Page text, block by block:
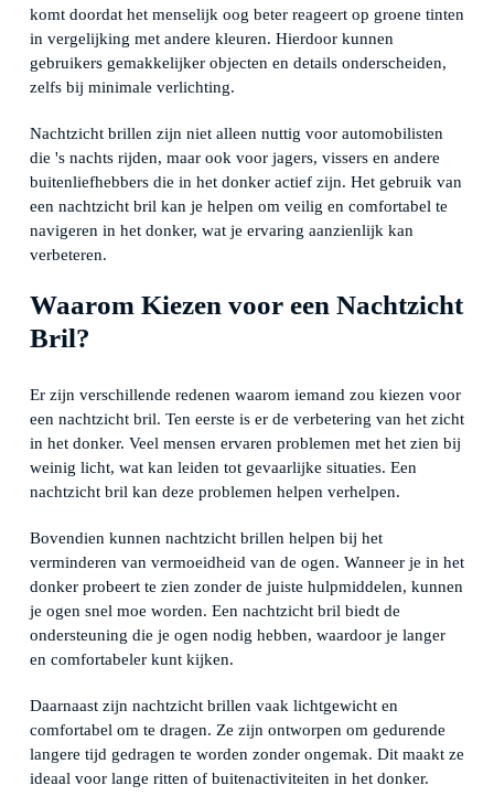
komt doordat het menselijk oog beter reageert op groene tinten
in vergelijking met andere kleuren. Hierdoor kunnen
gebruikers gemakkelijker objecten en details onderscheiden,
zelfs bij minimale verlichting.
Nachtzicht brillen zijn niet alleen nuttig voor automobilisten
die 's nachts rijden, maar ook voor jagers, vissers en andere
buitenliefhebbers die in het donker actief zijn. Het gebruik van
een nachtzicht bril kan je helpen om veilig en comfortabel te
navigeren in het donker, wat je ervaring aanzienlijk kan
verbeteren.
Waarom Kiezen voor een Nachtzicht
Bril?
Er zijn verschillende redenen waarom iemand zou kiezen voor
een nachtzicht bril. Ten eerste is er de verbetering van het zicht
in het donker. Veel mensen ervaren problemen met het zien bij
weinig licht, wat kan leiden tot gevaarlijke situaties. Een
nachtzicht bril kan deze problemen helpen verhelpen.
Bovendien kunnen nachtzicht brillen helpen bij het
verminderen van vermoeidheid van de ogen. Wanneer je in het
donker probeert te zien zonder de juiste hulpmiddelen, kunnen
je ogen snel moe worden. Een nachtzicht bril biedt de
ondersteuning die je ogen nodig hebben, waardoor je langer
en comfortabeler kunt kijken.
Daarnaast zijn nachtzicht brillen vaak lichtgewicht en
comfortabel om te dragen. Ze zijn ontworpen om gedurende
langere tijd gedragen te worden zonder ongemak. Dit maakt ze
ideaal voor lange ritten of buitenactiviteiten in het donker.